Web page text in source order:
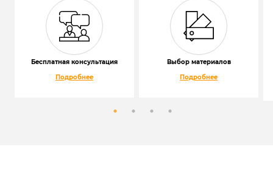
Бесплатная консультация
Подробнее
Выбор материалов
Подробнее